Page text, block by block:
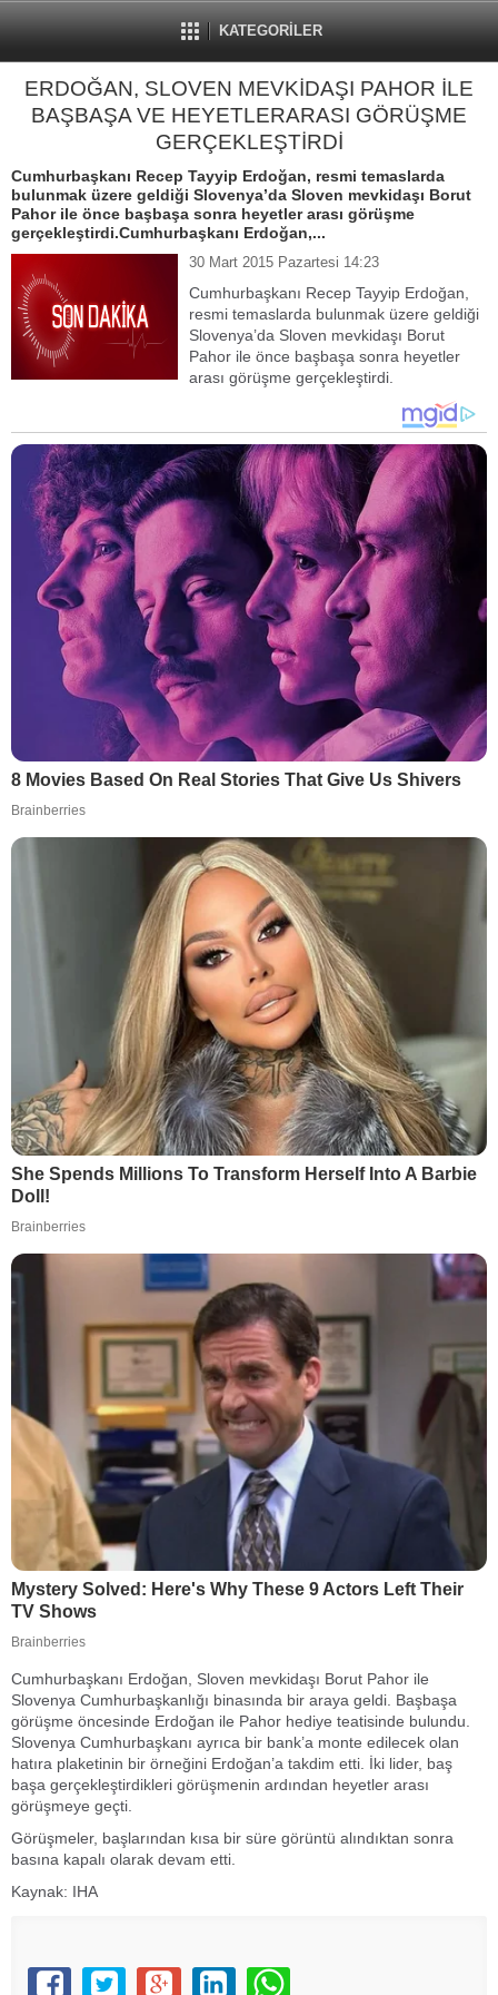
KATEGORİLER
ERDOĞAN, SLOVEN MEVKİDAŞI PAHOR İLE
BAŞBAŞA VE HEYETLERARASI GÖRÜŞME
GERÇEKLEŞTİRDİ
Cumhurbaşkanı Recep Tayyip Erdoğan, resmi temaslarda
bulunmak üzere geldiği Slovenya’da Sloven mevkidaşı Borut
Pahor ile önce başbaşa sonra heyetler arası görüşme
gerçekleştirdi.Cumhurbaşkanı Erdoğan,...
30 Mart 2015 Pazartesi 14:23
Cumhurbaşkanı Recep Tayyip Erdoğan,
resmi temaslarda bulunmak üzere geldiği
Slovenya’da Sloven mevkidaşı Borut
Pahor ile önce başbaşa sonra heyetler
arası görüşme gerçekleştirdi.
Cumhurbaşkanı Erdoğan, Sloven mevkidaşı Borut Pahor ile
Slovenya Cumhurbaşkanlığı binasında bir araya geldi. Başbaşa
görüşme öncesinde Erdoğan ile Pahor hediye teatisinde bulundu.
Slovenya Cumhurbaşkanı ayrıca bir bank’a monte edilecek olan
hatıra plaketinin bir örneğini Erdoğan’a takdim etti. İki lider, baş
başa gerçekleştirdikleri görüşmenin ardından heyetler arası
görüşmeye geçti.
Görüşmeler, başlarından kısa bir süre görüntü alındıktan sonra
basına kapalı olarak devam etti.
Kaynak: IHA